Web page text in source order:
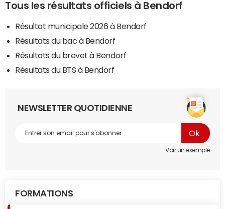
Tous les résultats officiels à Bendorf
Résultat municipale 2026 à Bendorf
Résultats du bac à Bendorf
Résultats du brevet à Bendorf
Résultats du BTS à Bendorf
NEWSLETTER QUOTIDIENNE
Voir un exemple
FORMATIONS